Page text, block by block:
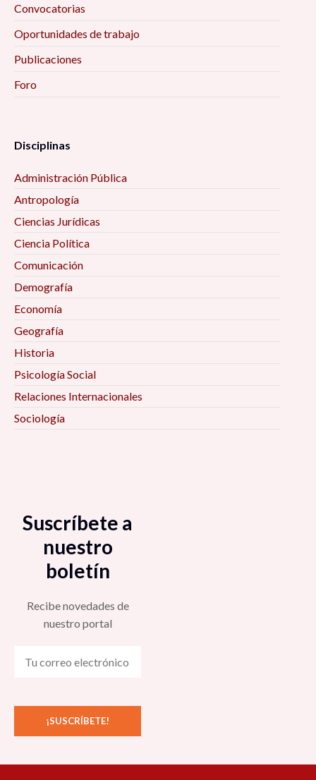
Convocatorias
Oportunidades de trabajo
Publicaciones
Foro
Disciplinas
Administración Pública
Antropología
Ciencias Jurídicas
Ciencia Política
Comunicación
Demografía
Economía
Geografía
Historia
Psicología Social
Relaciones Internacionales
Sociología
Suscríbete a
nuestro
boletín
Recibe novedades de
nuestro portal